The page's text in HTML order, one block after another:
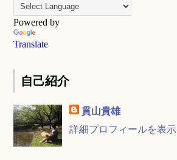
Powered by
Translate
自己紹介
貫山貴雄
詳細プロフィールを表示